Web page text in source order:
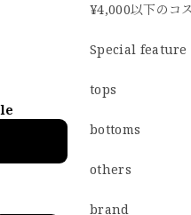
¥4,000以下のコ
Special feature
tops
bottoms
others
brand